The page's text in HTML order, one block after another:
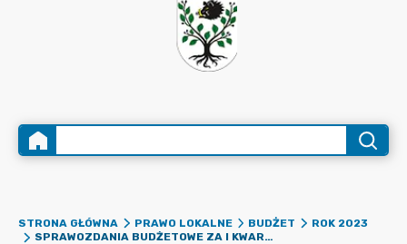
STRONA GŁÓWNA PRAWO LOKALNE BUDŻET
ROK 2023
SPRAWOZDANIA BUDŻETOWE ZA I KWARTAŁ 2023 ROKU